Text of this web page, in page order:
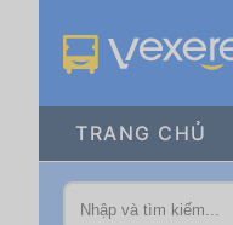
TRANG CHỦ